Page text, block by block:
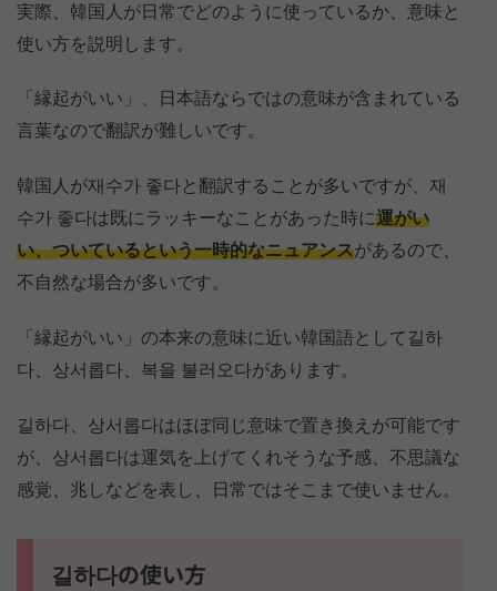
実際、韓国人が日常でどのように使っているか、意味と
使い方を説明します。
「縁起がいい」、日本語ならではの意味が含まれている
言葉なので翻訳が難しいです。
韓国人が재수가 좋다と翻訳することが多いですが、재
수가 좋다は既にラッキーなことがあった時に運がい
い、ついているという一時的なニュアンスがあるので、
不自然な場合が多いです。
「縁起がいい」の本来の意味に近い韓国語として길하
다、상서롭다、복을 불러오다があります。
길하다、상서롭다はほぼ同じ意味で置き換えが可能です
が、상서롭다は運気を上げてくれそうな予感、不思議な
感覚、兆しなどを表し、日常ではそこまで使いません。
길하다の使い方